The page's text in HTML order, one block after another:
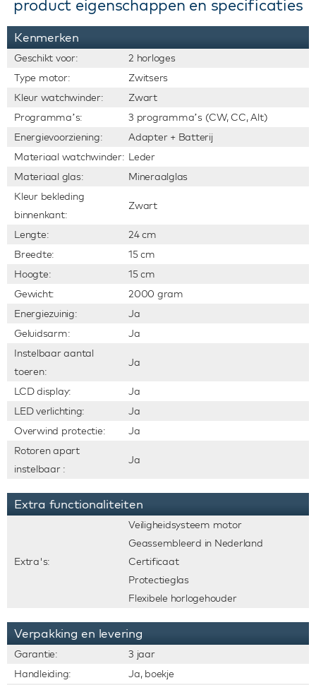
product eigenschappen en specificaties
Kenmerken
Geschikt voor:
2 horloges
Type motor:
Zwitsers
Kleur watchwinder:
Zwart
Programma’s:
3 programma’s (CW, CC, Alt)
Energievoorziening:
Adapter + Batterij
Materiaal watchwinder: Leder
Materiaal glas:
Mineraalglas
Kleur bekleding
binnenkant:
Zwart
Lengte:
24 cm
Breedte:
15 cm
Hoogte:
15 cm
Gewicht:
2000 gram
Energiezuinig:
Ja
Geluidsarm:
Ja
Instelbaar aantal
toeren:
Ja
LCD display:
Ja
LED verlichting:
Ja
Overwind protectie:
Ja
Rotoren apart
instelbaar :
Ja
Extra functionaliteiten
Extra's:
Veiligheidsysteem motor
Geassembleerd in Nederland
Certificaat
Protectieglas
Flexibele horlogehouder
Verpakking en levering
Garantie:
3 jaar
Handleiding:
Ja, boekje